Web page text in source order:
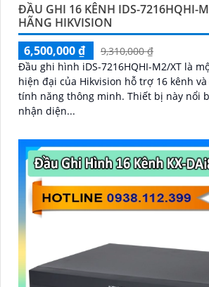
ĐẦU GHI 16 KÊNH IDS-7216HQHI-
HÃNG HIKVISION
6,500,000 ₫
9,310,000 ₫
Đầu ghi hình iDS-7216HQHI-M2/XT là
hiện đại của Hikvision hỗ trợ 16 kênh
tính năng thông minh. Thiết bị này nổi bật với khả năng
nhận diện...